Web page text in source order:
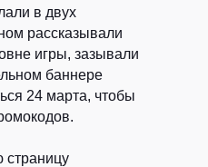
в двух
рассказывали
игры, зазывали
баннере
24 марта, чтобы
страницу